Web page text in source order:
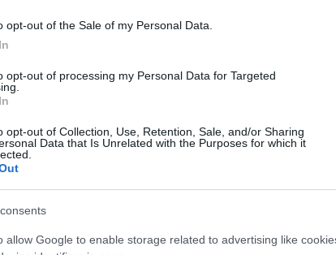
opt-out of the Sale of my Personal Data.
opt-out of processing my Personal Data for Targeted
opt-out of Collection, Use, Retention, Sale, and/or Sharing
Data that Is Unrelated with the Purposes for which it
allow Google to enable storage related to advertising like
| 16:14
να «επανεξετάσει» την
ΟΜΠΑΜΑ